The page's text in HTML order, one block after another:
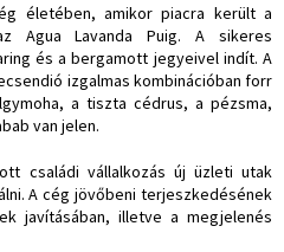
életében, amikor piacra került a
Agua Lavanda Puig. A sikeres
és a bergamott jegyeivel indít. A
izgalmas kombinációban forr
a tiszta cédrus, a pézsma,
van jelen.
családi vállalkozás új üzleti utak
A cég jövőbeni terjeszkedésének
javításában, illetve a megjelenés